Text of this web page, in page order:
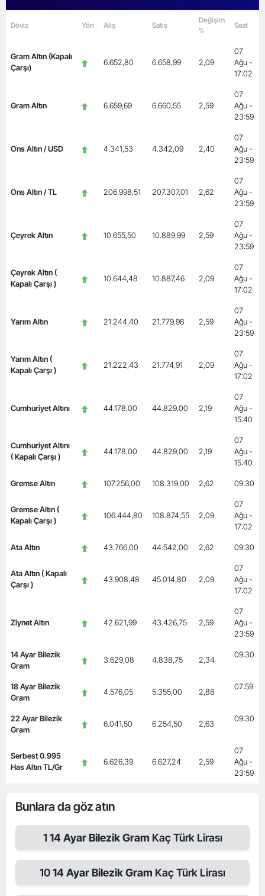
Döviz Yön Alış Satış
Değişim
%
Saat
Gram Altın (Kapalı
Çarşı)
6.652,80 6.658,99 2,09
07
Ağu -
17:02
Gram Altın 6.659,69 6.660,55 2,59
07
Ağu -
23:59
Ons Altın / USD 4.341,53 4.342,09 2,40
07
Ağu -
23:59
Ons Altın / TL 206.998,51 207.307,01 2,62
07
Ağu -
23:59
Çeyrek Altın 10.655,50 10.889,99 2,59
07
Ağu -
23:59
Çeyrek Altın (
Kapalı Çarşı )
10.644,48 10.887,46 2,09
07
Ağu -
17:02
Yarım Altın 21.244,40 21.779,98 2,59
07
Ağu -
23:59
Yarım Altın (
Kapalı Çarşı )
21.222,43 21.774,91 2,09
07
Ağu -
17:02
Cumhuriyet Altını 44.178,00 44.829,00 2,19
07
Ağu -
15:40
Cumhuriyet Altını
( Kapalı Çarşı )
44.178,00 44.829,00 2,19
07
Ağu -
15:40
Gremse Altın 107.256,00 108.319,00 2,62 09:30
Gremse Altın (
Kapalı Çarşı )
106.444,80 108.874,55 2,09
07
Ağu -
17:02
Ata Altın 43.766,00 44.542,00 2,62 09:30
Ata Altın ( Kapalı
Çarşı )
43.908,48 45.014,80 2,09
07
Ağu -
17:02
Ziynet Altın 42.621,99 43.426,75 2,59
07
Ağu -
23:59
14 Ayar Bilezik
Gram
3.629,08 4.838,75 2,34
09:30
18 Ayar Bilezik
Gram
4.576,05 5.355,00 2,88
07:59
22 Ayar Bilezik
Gram
6.041,50 6.254,50 2,63
09:30
Serbest 0.995
Has Altın TL/Gr
6.626,39 6.627,24 2,59
07
Ağu -
23:59
Bunlara da göz atın
1 14 Ayar Bilezik Gram Kaç Türk Lirası
1014 Ayar Bilezik Gram Kaç Türk Lirası